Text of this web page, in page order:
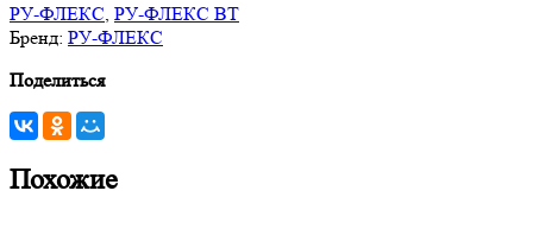
РУ-ФЛЕКС, РУ-ФЛЕКС ВТ
Бренд: РУ-ФЛЕКС
Поделиться
Похожие